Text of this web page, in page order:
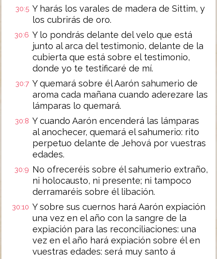
30:5 Y harás los varales de madera de Sittim, y
los cubrirás de oro.
30:6 Y lo pondrás delante del velo que está
junto al arca del testimonio, delante de la
cubierta que está sobre el testimonio,
donde yo te testificaré de mí.
30:7 Y quemará sobre él Aarón sahumerio de
aroma cada mañana cuando aderezare las
lámparas lo quemará.
30:8 Y cuando Aarón encenderá las lámparas
al anochecer, quemará el sahumerio: rito
perpetuo delante de Jehová por vuestras
edades.
30:9 No ofreceréis sobre él sahumerio extraño,
ni holocausto, ni presente; ni tampoco
derramaréis sobre él libación.
30:10 Y sobre sus cuernos hará Aarón expiación
una vez en el año con la sangre de la
expiación para las reconciliaciones: una
vez en el año hará expiación sobre él en
vuestras edades: será muy santo á